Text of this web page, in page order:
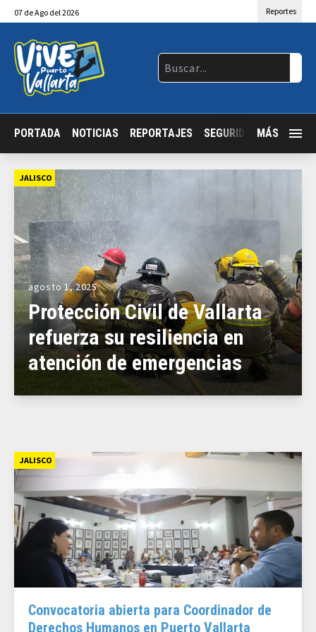
07 deAgo del 2026 Reportes
PORTADA NOTICIAS REPORTAJES SEGURIDAD JALISCO
MÁS
JALISCO
agosto 1, 2025
Protección Civil de Vallarta
refuerza su resiliencia en
atención de emergencias
JALISCO
Convocatoria abierta para Coordinador de
Derechos Humanos en Puerto Vallarta